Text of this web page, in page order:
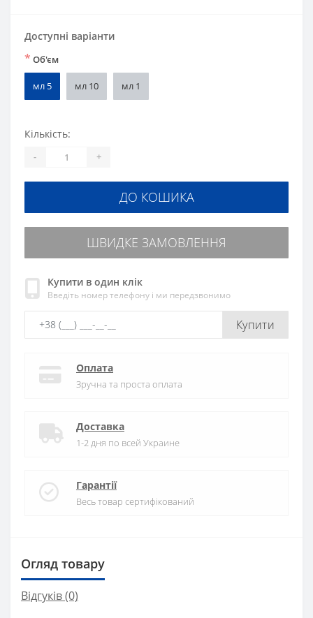
Доступні варіанти
* Об'єм
мл 5 мл 10 мл 1
Кількість:
- +
ДО КОШИКА
ШВИДКЕ ЗАМОВЛЕННЯ
Купити в один клік
Введіть номер телефону і ми передзвонимо
Купити
Оплата
Зручна та проста оплата
Доставка
1-2 дня по всей Украине
Гарантії
Весь товар сертифікований
Огляд товару
Відгуків (0)